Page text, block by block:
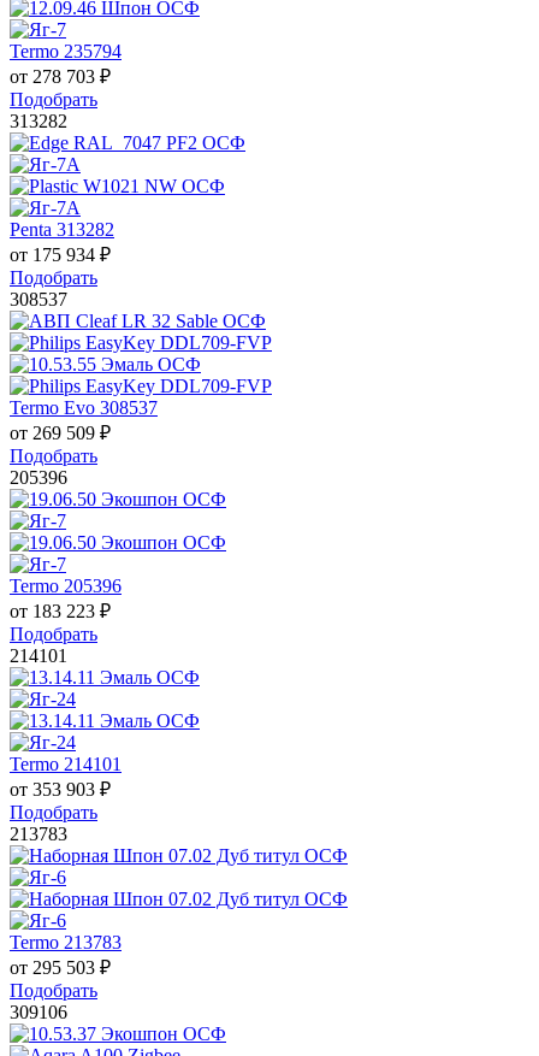
Termo 235794
от 278 703 ₽
Подобрать
313282
Penta 313282
от 175 934 ₽
Подобрать
308537
Termo Evo 308537
от 269 509 ₽
Подобрать
205396
Termo 205396
от 183 223 ₽
Подобрать
214101
Termo 214101
от 353 903 ₽
Подобрать
213783
Termo 213783
от 295 503 ₽
Подобрать
309106